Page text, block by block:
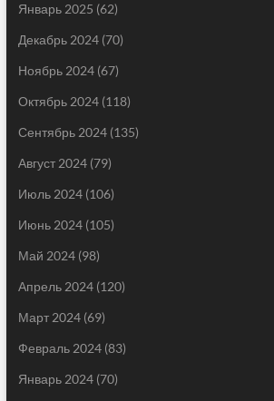
Январь 2025 (62)
Декабрь 2024(70)
Ноябрь 2024(67)
Октябрь 2024(118)
Сентябрь 2024(135)
Август 2024(79)
Июль 2024(106)
Июнь 2024(105)
Май 2024(98)
Апрель 2024(120)
Март 2024(69)
Февраль 2024(83)
Январь 2024(70)